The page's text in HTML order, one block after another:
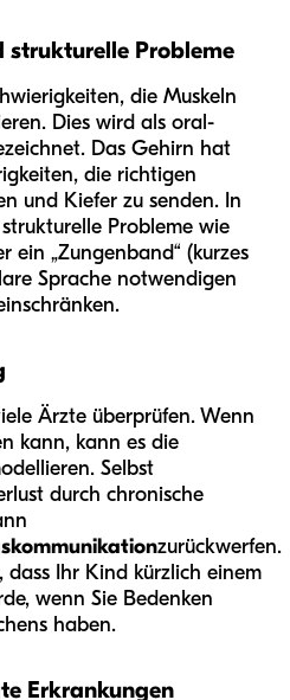
strukturelle Probleme
die Muskeln
Dies wird als oral-
Das Gehirn hat
die richtigen
und Kiefer zu senden. In
Probleme wie
ein „Zungenband“ (kurzes
Sprache notwendigen
Ärzte überprüfen. Wenn
kann, kann es die
Selbst
durch chronische
zurückwerfen.
dass Ihr Kind kürzlich einem
wenn Sie Bedenken
haben.
Erkrankungen